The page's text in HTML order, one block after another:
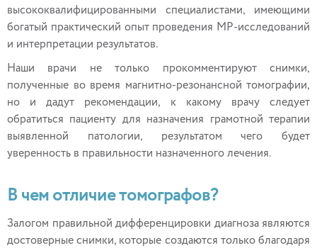
высококвалифицированными специалистами, имеющими
богатый практический опыт проведения МР-исследований
и интерпретации результатов.
Наши врачи не только прокомментируют снимки,
полученные во время магнитно-резонансной томографии,
но и дадут рекомендации, к какому врачу следует
обратиться пациенту для назначения грамотной терапии
выявленной патологии, результатом чего будет
уверенность в правильности назначенного лечения.
В чем отличие томографов?
Залогом правильной дифференцировки диагноза являются
достоверные снимки, которые создаются только благодаря